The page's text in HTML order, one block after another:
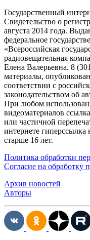
Государственный
Cвидетельство о
августа 2014 года.
федеральное
«Всероссийская
радиовещательная
Елена Валерьевна. 8
материалы,
соответствии с
законодательством об
При любом
видеоматериалов
или частичной
интернете гиперссылка
старше 16 лет.
Политика обработки
Согласие на обработку
Архив новостей
Авторы